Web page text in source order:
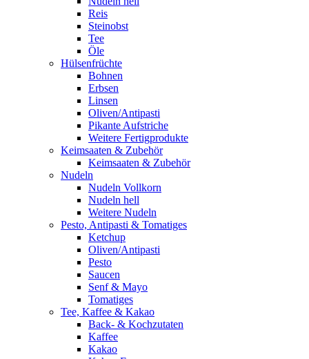
Reis
Steinobst
Tee
Öle
Hülsenfrüchte
Bohnen
Erbsen
Linsen
Oliven/Antipasti
Pikante Aufstriche
Weitere Fertigprodukte
Keimsaaten & Zubehör
Keimsaaten & Zubehör
Nudeln
Nudeln Vollkorn
Nudeln hell
Weitere Nudeln
Pesto, Antipasti & Tomatiges
Ketchup
Oliven/Antipasti
Pesto
Saucen
Senf & Mayo
Tomatiges
Tee, Kaffee & Kakao
Back- & Kochzutaten
Kaffee
Kakao